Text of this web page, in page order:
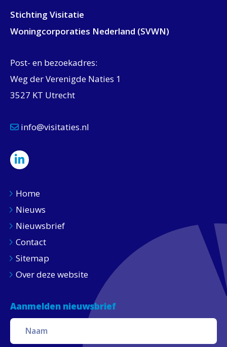
Stichting Visitatie
Woningcorporaties Nederland (SVWN)
Post- en bezoekadres:
Weg der Verenigde Naties 1
3527 KT Utrecht
info@visitaties.nl
Home
Nieuws
Nieuwsbrief
Contact
Sitemap
Over deze website
Aanmelden nieuwsbrief